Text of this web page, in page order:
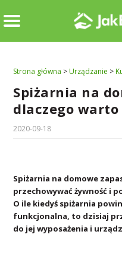
Strona główna >Urządzanie >
Spiżarnia na
dlaczego warto
2020-09-18
Spiżarnia na domowe
przechowywać żywność i
O ile kiedyś spiżarnia
funkcjonalna, to dzisiaj
do jej wyposażenia i